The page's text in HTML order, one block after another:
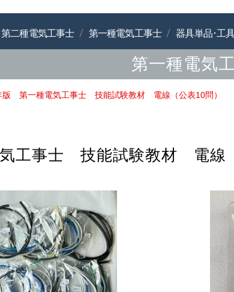
第二種電気工事士 第一種電気工事士 器具単品･工
第一種電気
版 第一種電気工事士 技能試験教材 電線（公表10問）
工事士 技能試験教材 電線（